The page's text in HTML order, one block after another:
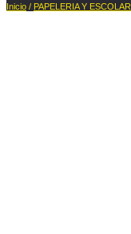
Inicio / PAPELERIA Y ESCOLAR